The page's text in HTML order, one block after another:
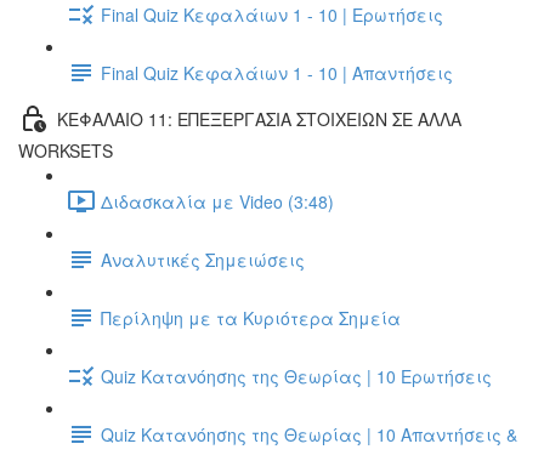
Final Quiz Κεφαλάιων 1 - 10 | Ερωτήσεις
Final Quiz Κεφαλάιων 1 - 10 | Απαντήσεις
ΚΕΦΑΛΑΙΟ 11: ΕΠΕΞΕΡΓΑΣΙΑ ΣΤΟΙΧΕΙΩΝ ΣΕ ΑΛΛΑ
WORKSETS
Διδασκαλία με Video (3:48)
Αναλυτικές Σημειώσεις
Περίληψη με τα Κυριότερα Σημεία
Quiz Κατανόησης της Θεωρίας | 10 Ερωτήσεις
Quiz Κατανόησης της Θεωρίας | 10 Απαντήσεις &